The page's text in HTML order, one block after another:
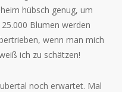
hübsch genug, um
Blumen werden
wenn man mich
ich zu schätzen!
noch erwartet. Mal